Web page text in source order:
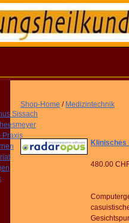
Sissach
Praxis
Shop-Home / Medizintechnik
Klinisches
480.00